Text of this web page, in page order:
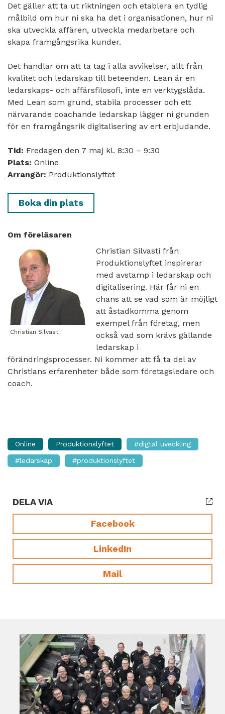
Det gäller att ta ut riktningen och etablera en tydlig
målbild om hur ni ska ha det i organisationen, hur ni
ska utveckla affären, utveckla medarbetare och
skapa framgångsrika kunder.
Det handlar om att ta tag i alla avvikelser, allt från
kvalitet och ledarskap till beteenden. Lean är en
ledarskaps- och affärsfilosofi, inte en verktygslåda.
Med Lean som grund, stabila processer och ett
närvarande coachande ledarskap lägger ni grunden
för en framgångsrik digitalisering av ert erbjudande.
Tid: Fredagen den 7 maj kl. 8:30 – 9:30
Plats: Online
Arrangör: Produktionslyftet
Boka din plats
Om föreläsaren
Christian Silvasti
Christian Silvasti från
Produktionslyftet inspirerar
med avstamp i ledarskap och
digitalisering. Här får ni en
chans att se vad som är möjligt
att åstadkomma genom
exempel från företag, men
också vad som krävs gällande
ledarskap i
förändringsprocesser. Ni kommer att få ta del av
Christians erfarenheter både som företagsledare och
coach.
Online Produktionslyftet #digtal uveckling
#ledarskap #produktionslyftet
DELA VIA
Facebook
LinkedIn
Mail